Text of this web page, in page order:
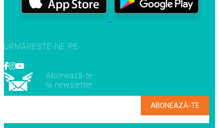
URMĂREȘTE-NE PE
Abonează-te
la newsletter